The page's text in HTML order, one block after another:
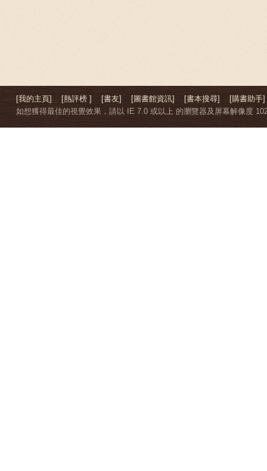
[我的主頁] [熱評榜 ] [書友] [圖書館資訊] [書本搜尋]
[購書助手]
如想獲得最佳的視覺效果，請以 IE 7.0 或以上 的瀏覽器及屏幕解像度